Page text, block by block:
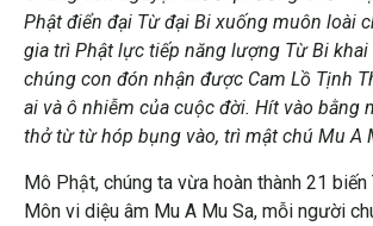
Phật điển đại Từ đại Bi xuống muôn loài
gia trì Phật lực tiếp năng lượng Từ Bi khai
chúng con đón nhận được Cam Lồ Tịnh
ai và ô nhiễm của cuộc đời. Hít vào bằng
thở từ từ hóp bụng vào, trì mật chú Mu A
Mô Phật, chúng ta vừa hoàn thành 21
Môn vi diệu âm Mu A Mu Sa, mỗi người